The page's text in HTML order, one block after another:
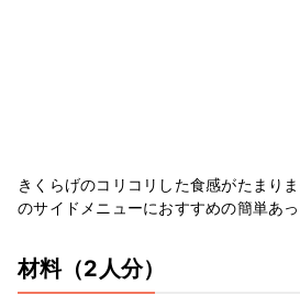
きくらげのコリコリした食感がたまり
のサイドメニューにおすすめの簡単あ
材料（2人分）